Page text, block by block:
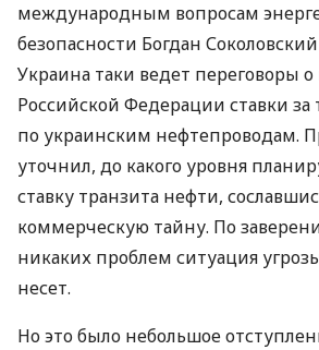
международным вопросам
безопасности Богдан
Украина таки ведет переговоры
Российской Федерации ставки за
по украинским нефтепроводам.
уточнил, до какого уровня
ставку транзита нефти,
коммерческую тайну. По
никаких проблем ситуация
несет.
Но это было небольшое